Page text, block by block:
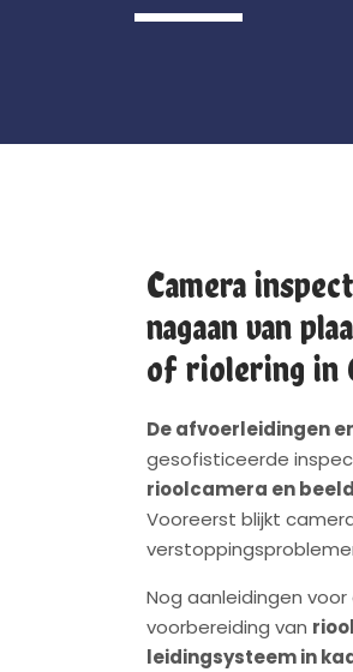
Camera
nagaan van
of riolering in
De afvoerleidingen
gesofisticeerde
rioolcamera en
Vooreerst blijkt
Nog aanleidingen
voorbereiding van
leidingsysteem in